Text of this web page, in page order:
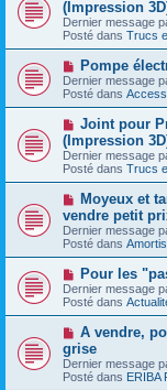
g
e
m
e
s
a
g
e
u
v
e
a
m
e
s
a
g
e
(Impression
Dernier message
Posté dans Trucs
N
o
u
v
a
u
m
e
s
s
a
g
e
Pompe
Dernier message
Posté dans
N
u
v
e
a
m
e
s
a
g
e
Joint pour
(Impression
Dernier message
Posté dans Trucs
N
u
v
e
a
m
e
s
a
g
e
Moyeux et
vendre petit
Dernier message
Posté dans
N
o
u
v
a
u
m
e
Pour les
Dernier message
Posté dans
N
o
u
v
e
A vendre,
grise
Dernier message
Posté dans ERIBA